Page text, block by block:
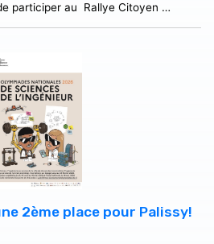
participer au Rallye Citoyen …
2ème place pour Palissy!